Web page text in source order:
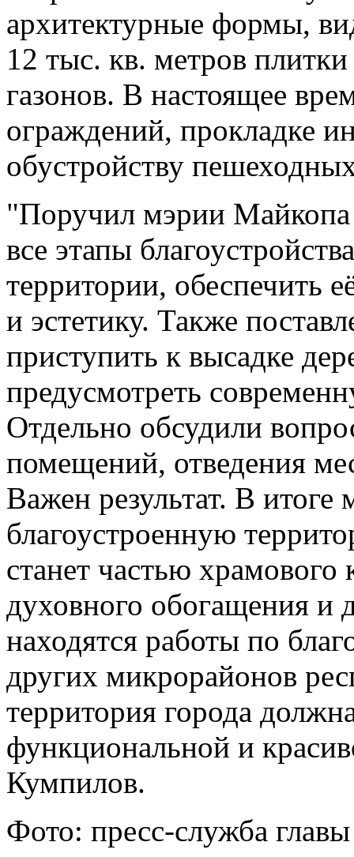
архитектурные формы,
12 тыс. кв. метров
газонов. В настоящее
ограждений, прокладке
обустройству
"Поручил мэрии Майкопа
все этапы
территории, обеспечить
и эстетику. Также
приступить к высадке
предусмотреть
Отдельно обсудили
помещений, отведения
Важен результат. В
благоустроенную
станет частью
духовного обогащения и
находятся работы по
других микрорайонов
территория города
функциональной и
Кумпилов.
Фото: пресс-служба